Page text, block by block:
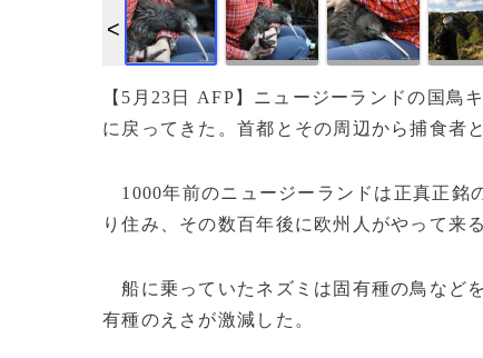
【5月23日 AFP】ニュージーランドの国鳥
に戻ってきた。首都とその周辺から捕食者
1000年前のニュージーランドは正真正銘
り住み、その数百年後に欧州人がやって来
船に乗っていたネズミは固有種の鳥など
有種のえさが激減した。